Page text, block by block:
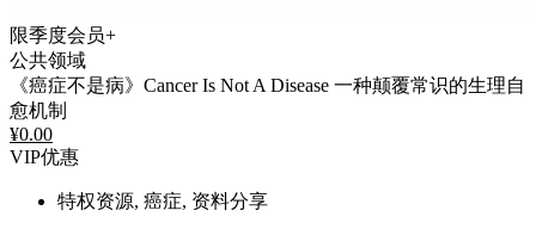
限季度会员+
公共领域
《癌症不是病》Cancer Is Not A Disease 一种颠覆常识的生理自
愈机制
¥0.00
VIP优惠
特权资源, 癌症, 资料分享